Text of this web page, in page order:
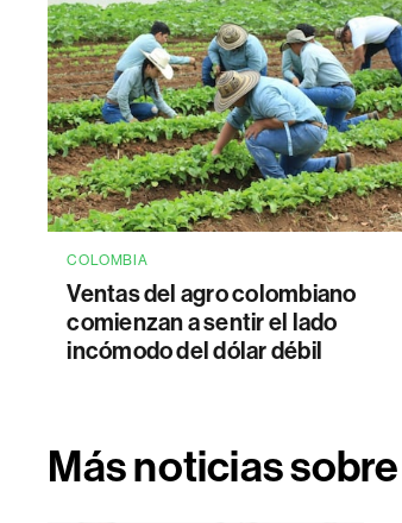
COLOMBIA
Ventas del agro colombiano
comienzan a sentir el lado
incómodo del dólar débil
Más noticias